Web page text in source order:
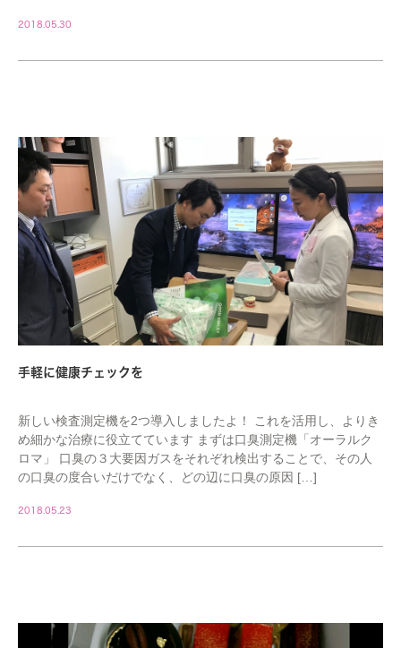
2018.05.30
手軽に健康チェックを
新しい検査測定機を2つ導入しましたよ！ これを活用し、よりき
め細かな治療に役立てています まずは口臭測定機「オーラルク
ロマ」 口臭の３大要因ガスをそれぞれ検出することで、その人
の口臭の度合いだけでなく、どの辺に口臭の原因 […]
2018.05.23